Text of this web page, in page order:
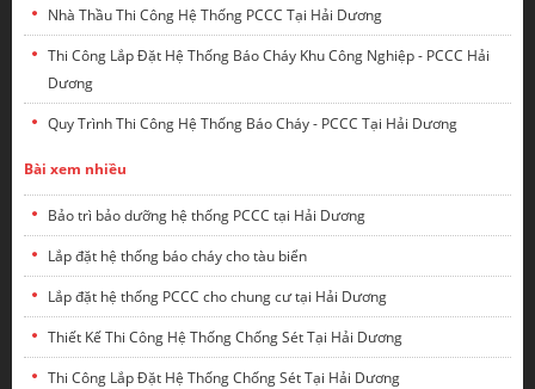
Nhà Thầu Thi Công Hệ Thống PCCC Tại Hải Dương
Thi Công Lắp Đặt Hệ Thống Báo Cháy Khu Công Nghiệp - PCCC Hải
Dương
Quy Trình Thi Công Hệ Thống Báo Cháy - PCCC Tại Hải Dương
Bài xem nhiều
Bảo trì bảo dưỡng hệ thống PCCC tại Hải Dương
Lắp đặt hệ thống báo cháy cho tàu biển
Lắp đặt hệ thống PCCC cho chung cư tại Hải Dương
Thiết Kế Thi Công Hệ Thống Chống Sét Tại Hải Dương
Thi Công Lắp Đặt Hệ Thống Chống Sét Tại Hải Dương